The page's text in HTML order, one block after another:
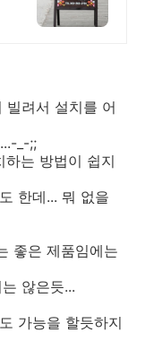
빌려서 설치를 어
_-;;
하는 방법이 쉽지
한데... 뭐 없을
좋은 제품임에는
않은듯...
가능을 할듯하지